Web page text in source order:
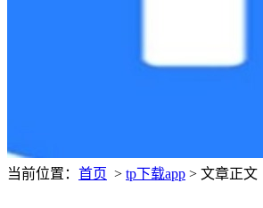
当前位置： 首页 > tp下载app > 文章正文